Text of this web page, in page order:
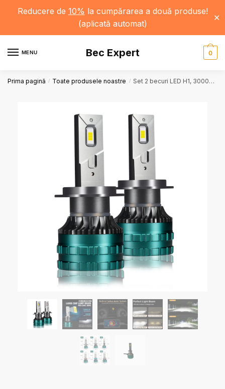
Reducere de 10% la cumpărarea a două produse!
(aplicată automat)
✕
MENU Bec Expert 0
Prima pagină / Toate produsele noastre / Set 2 becuri LED H1, 30000LM, 6000K, 300W, 12V, Faruri Auto, Lumina Puternică